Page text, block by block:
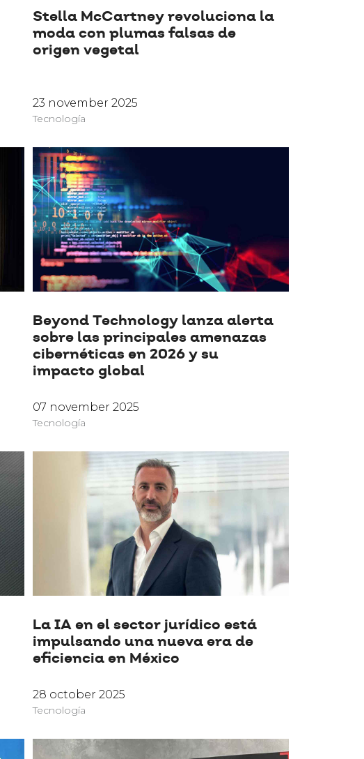
Stella McCartney revoluciona la
moda con plumas falsas de
origen vegetal
23 november 2025
Tecnología
Beyond Technology lanza alerta
sobre las principales amenazas
cibernéticas en 2026 y su
impacto global
07 november 2025
Tecnología
La IA en el sector jurídico está
impulsando una nueva era de
eficiencia en México
28 october 2025
Tecnología